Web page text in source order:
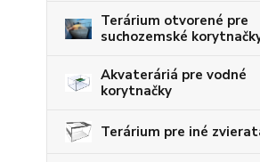
Terárium otvorené pre
suchozemské
Akvateráriá pre vodné
korytnačky
Terárium pre iné